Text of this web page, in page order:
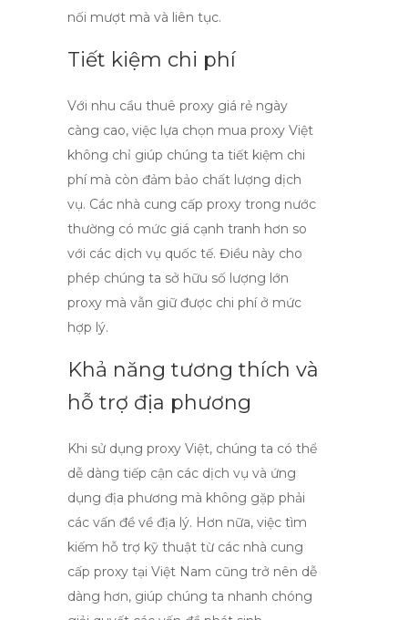
nối mượt mà và liên tục.
Tiết kiệm chi phí
Với nhu cầu thuê proxy giá rẻ ngày
càng cao, việc lựa chọn mua proxy Việt
không chỉ giúp chúng ta tiết kiệm chi
phí mà còn đảm bảo chất lượng dịch
vụ. Các nhà cung cấp proxy trong nước
thường có mức giá cạnh tranh hơn so
với các dịch vụ quốc tế. Điều này cho
phép chúng ta sở hữu số lượng lớn
proxy mà vẫn giữ được chi phí ở mức
hợp lý.
Khả năng tương thích và
hỗ trợ địa phương
Khi sử dụng proxy Việt, chúng ta có thể
dễ dàng tiếp cận các dịch vụ và ứng
dụng địa phương mà không gặp phải
các vấn đề về địa lý. Hơn nữa, việc tìm
kiếm hỗ trợ kỹ thuật từ các nhà cung
cấp proxy tại Việt Nam cũng trở nên dễ
dàng hơn, giúp chúng ta nhanh chóng